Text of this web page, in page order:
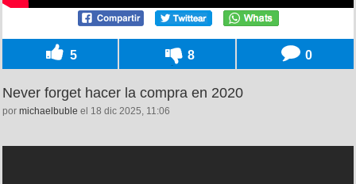
5 8 0
Never forget hacer la compra en 2020
por michaelbuble el 18 dic 2025, 11:06